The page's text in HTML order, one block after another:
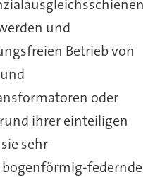
und
Betrieb von
oder
ihrer einteiligen
sehr
federnde